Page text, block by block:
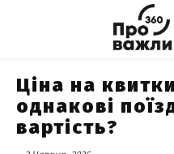
Ціна на
однакові
вартість?